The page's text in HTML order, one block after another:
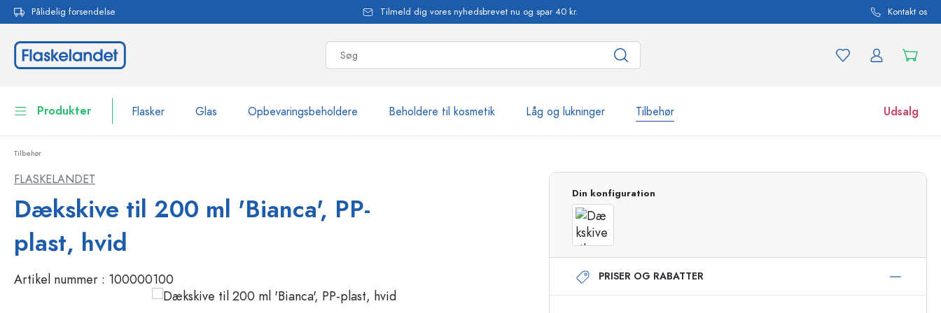
Gå til hovednavigation
Pålidelig forsendelse Tilmeld dig vores nyhedsbrevet nu og spar 40 kr. Kontakt os
Produkter Flasker Glas Opbevaringsbeholdere Beholdere til kosmetik Låg og lukninger Tilbehør Udsalg
Glas
Bordservice
Flasker efter mærke
Flasker med patentprop
Sprayflasker
Airless-dispensere
Roll-on flasker
Glas
Tilbehør
FLASKELANDET
Dækskive til 200 ml 'Bianca', PP-
plast, hvid
Artikel nummer : 100000100
Din konfiguration
PRISER OG RABATTER